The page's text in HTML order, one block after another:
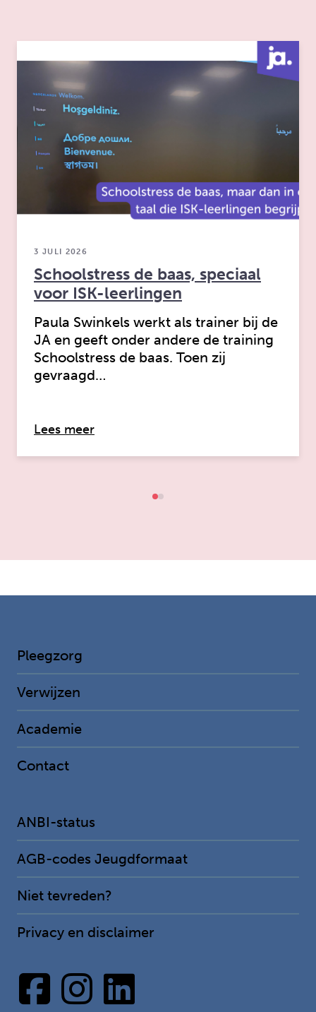
Schoolstress de baas, speciaal
voor ISK-leerlingen
3 JULI 2026
Paula Swinkels werkt als trainer bij de
JA en geeft onder andere de training
Schoolstress de baas. Toen zij
gevraagd…
Lees meerover: Schoolstress de baas, speciaal
Pleegzorg
Verwijzen
Academie
Contact
ANBI-status
AGB-codes Jeugdformaat
Niet tevreden?
Privacy en disclaimer